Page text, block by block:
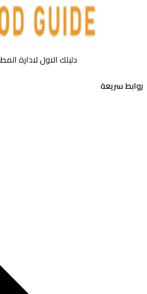
دليلك الاول لادارة المطاعم
سريعة